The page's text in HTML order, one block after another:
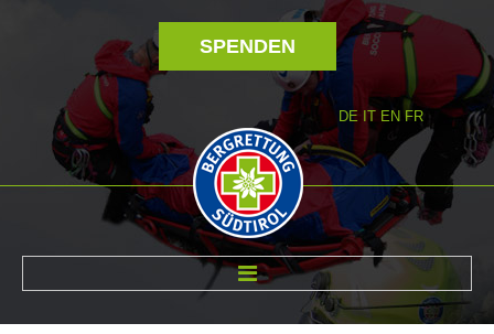
SPENDEN
DE IT EN FR